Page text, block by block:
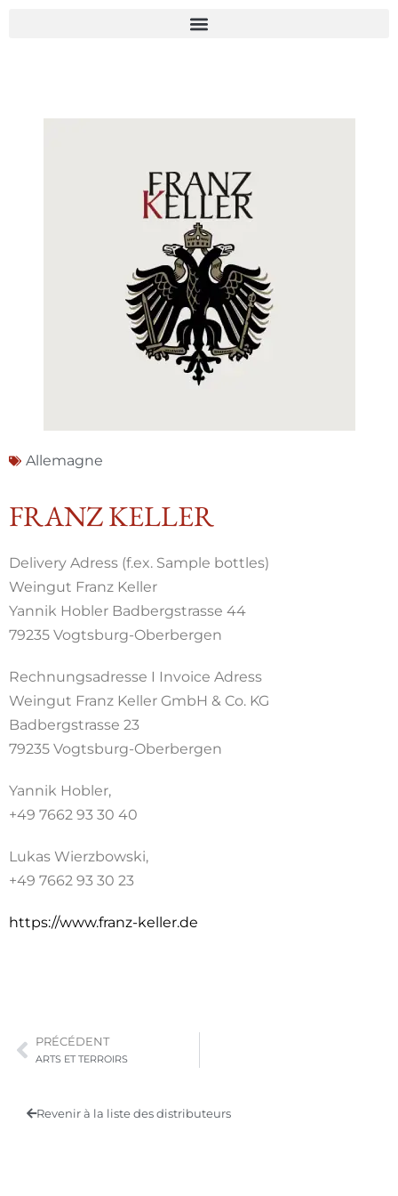
Allemagne
FRANZ KELLER
Delivery Adress (f.ex. Sample bottles)
Weingut Franz Keller
Yannik Hobler Badbergstrasse 44
79235 Vogtsburg-Oberbergen
Rechnungsadresse I Invoice Adress
Weingut Franz Keller GmbH & Co. KG
Badbergstrasse 23
79235 Vogtsburg-Oberbergen
Yannik Hobler,
+49 7662 93 30 40
Lukas Wierzbowski,
+49 7662 93 30 23
https://www.franz-keller.de
PRÉCÉDENT
ARTS ET TERROIRS
Revenir à la liste des distributeurs